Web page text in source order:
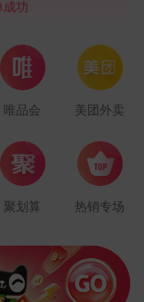
成功
成功
功
成功
功
成功
成功
成功
成功
功
唯品会 美团外卖
聚划算 热销专场